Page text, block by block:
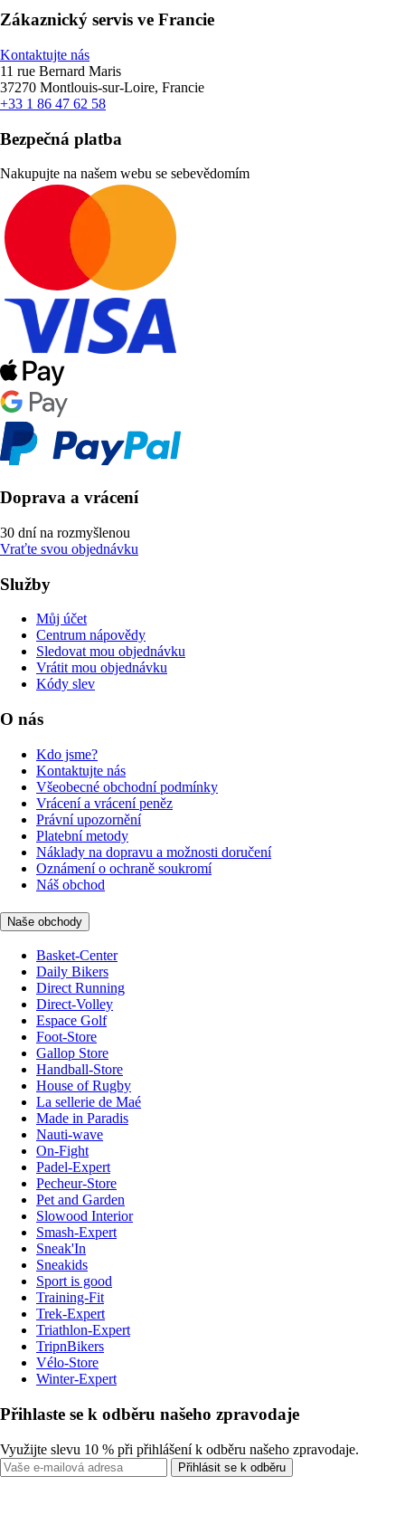
Zákaznický servis ve Francie
Kontaktujte nás
11 rue Bernard Maris
37270 Montlouis-sur-Loire, Francie
+33 1 86 47 62 58
Bezpečná platba
Nakupujte na našem webu se sebevědomím
Doprava a vrácení
30 dní na rozmyšlenou
Vraťte svou objednávku
Služby
Můj účet
Centrum nápovědy
Sledovat mou objednávku
Vrátit mou objednávku
Kódy slev
O nás
Kdo jsme?
Kontaktujte nás
Všeobecné obchodní podmínky
Vrácení a vrácení peněz
Právní upozornění
Platební metody
Náklady na dopravu a možnosti doručení
Oznámení o ochraně soukromí
Náš obchod
Naše obchody
Basket-Center
Daily Bikers
Direct Running
Direct-Volley
Espace Golf
Foot-Store
Gallop Store
Handball-Store
House of Rugby
La sellerie de Maé
Made in Paradis
Nauti-wave
On-Fight
Padel-Expert
Pecheur-Store
Pet and Garden
Slowood Interior
Smash-Expert
Sneak'In
Sneakids
Sport is good
Training-Fit
Trek-Expert
Triathlon-Expert
TripnBikers
Vélo-Store
Winter-Expert
Přihlaste se k odběru našeho zpravodaje
Využijte slevu 10 % při přihlášení k odběru našeho zpravodaje.
Přihlásit se k odběru